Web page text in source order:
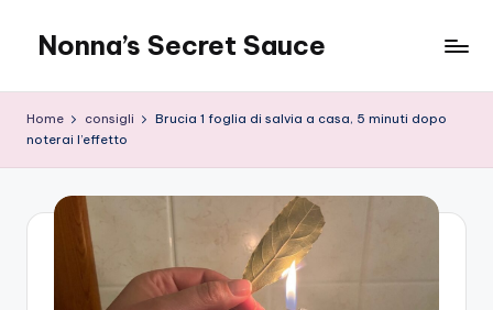
content
Nonna’s Secret Sauce
Home consigli
Brucia 1 foglia di salvia a casa, 5 minuti dopo
noterai l’effetto